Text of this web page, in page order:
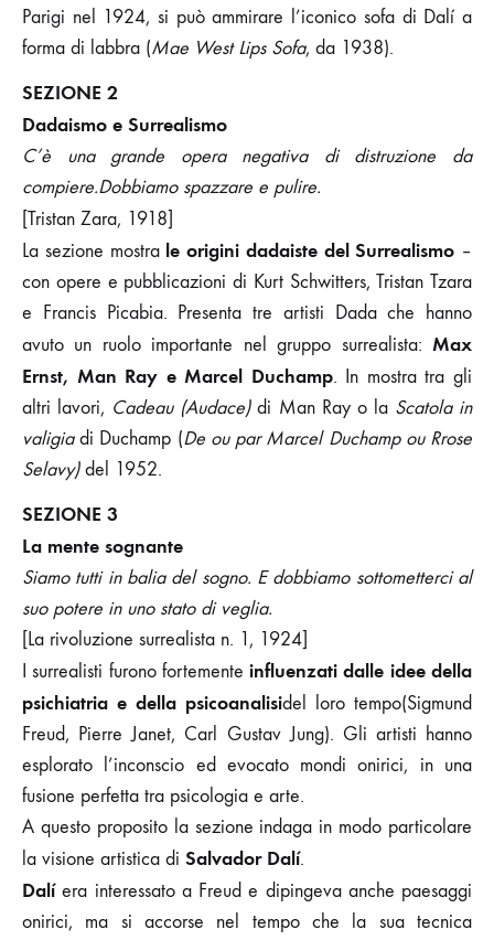
Parigi nel 1924, si può ammirare l’iconico sofa di Dalí a
forma di labbra (Mae West Lips Sofa, da 1938).
SEZIONE 2
Dadaismo e Surrealismo
C’è una grande opera negativa di distruzione da
compiere.Dobbiamo spazzare e pulire.
[Tristan Zara, 1918]
La sezione mostra le origini dadaiste del Surrealismo –
con opere e pubblicazioni di Kurt Schwitters, Tristan Tzara
e Francis Picabia. Presenta tre artisti Dada che hanno
avuto un ruolo importante nel gruppo surrealista: Max
Ernst, Man Ray e Marcel Duchamp. In mostra tra gli
altri lavori, Cadeau (Audace)di Man Ray o la Scatola in
valigiadi Duchamp (De ou par Marcel Duchamp ou Rrose
Selavy)del 1952.
SEZIONE 3
La mente sognante
Siamo tutti in balia del sogno. E dobbiamo sottometterci al
suo potere in uno stato di veglia.
[La rivoluzione surrealista n. 1, 1924]
I surrealisti furono fortementeinfluenzati dalle idee della
psichiatria e della psicoanalisidel loro tempo(Sigmund
Freud, Pierre Janet, Carl Gustav Jung). Gli artisti hanno
esplorato l’inconscio ed evocato mondi onirici, in una
fusione perfetta tra psicologia e arte.
A questo proposito la sezione indaga in modo particolare
la visione artistica di Salvador Dalí.
Dalíera interessato a Freud e dipingeva anche paesaggi
onirici, ma si accorse nel tempo che la sua tecnica